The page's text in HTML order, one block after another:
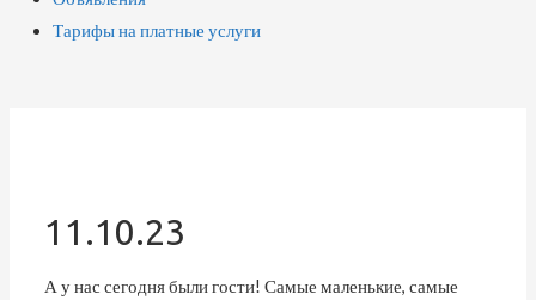
Тарифы на платные услуги
11.10.23
А у нас сегодня были гости! Самые маленькие, самые